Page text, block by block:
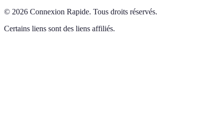
© 2026 Connexion Rapide. Tous droits réservés.
Certains liens sont des liens affiliés.